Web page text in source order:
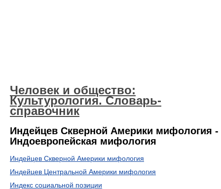
Человек и общество:
Культурология. Словарь-
справочник
Индейцев Скверной Америки мифология -
Индоевропейская мифология
Индейцев Скверной Америки мифология
Индейцев Центральной Америки мифология
Индекс социальной позиции